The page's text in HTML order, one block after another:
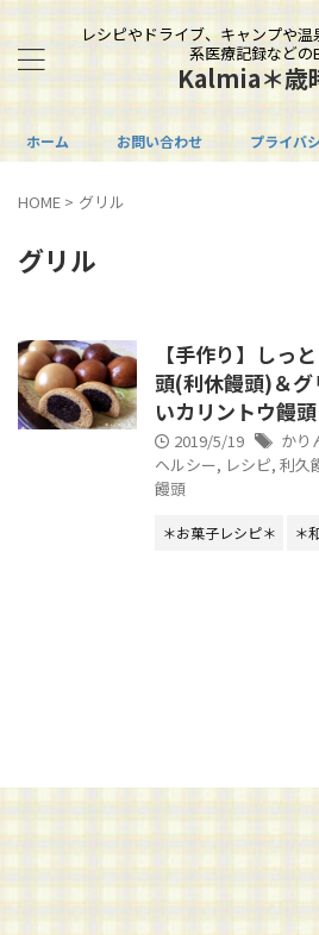
レシピやドライブ、キャンプや
系医療記録などの
Kalmia＊歳
ホーム お問い合わせ プライバ
HOME > グリル
グリル
【手作り】しっ
頭(利休饅頭)＆
いカリントウ饅頭
2019/5/19 かり
ヘルシー, レシピ, 利久
饅頭
＊お菓子レシピ＊ ＊